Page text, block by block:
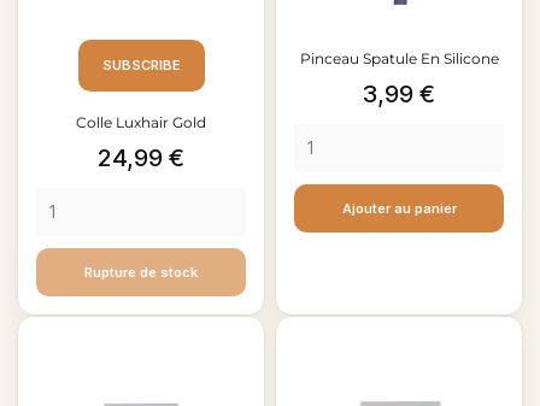
SUBSCRIBE
Colle Luxhair Gold
Prix
24,99 €
Rupture de stock
Pinceau Spatule En Silicone
Prix
3,99 €
Ajouter au panier